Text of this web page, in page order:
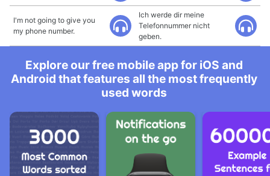
I'm not going to give you
my phone number.
Ich werde dir meine
Telefonnummer nicht
geben.
Explore our free mobile app for iOS and
Android that features all the most frequently
used words